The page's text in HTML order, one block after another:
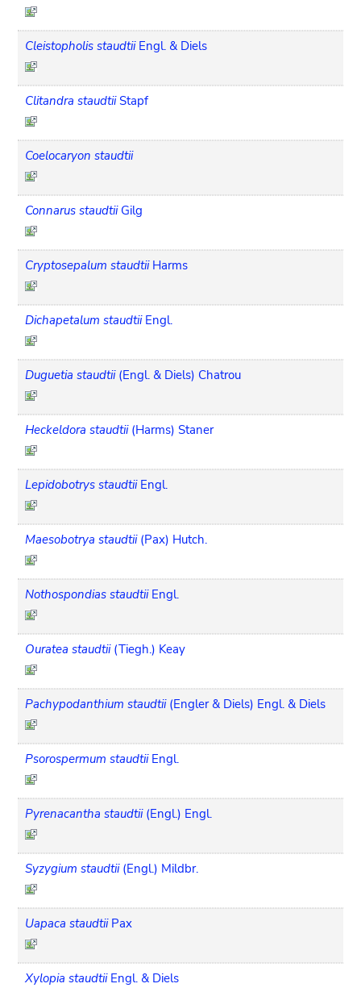
Cleistopholis staudtii Engl. & Diels
Clitandra staudtii Stapf
Coelocaryon staudtii
Connarus staudtii Gilg
Cryptosepalum staudtii Harms
Dichapetalum staudtii Engl.
Duguetia staudtii (Engl. & Diels) Chatrou
Heckeldora staudtii (Harms) Staner
Lepidobotrys staudtii Engl.
Maesobotrya staudtii (Pax) Hutch.
Nothospondias staudtii Engl.
Ouratea staudtii (Tiegh.) Keay
Pachypodanthium staudtii (Engler & Diels) Engl. & Diels
Psorospermum staudtii Engl.
Pyrenacantha staudtii (Engl.) Engl.
Syzygium staudtii (Engl.) Mildbr.
Uapaca staudtii Pax
Xylopia staudtii Engl. & Diels